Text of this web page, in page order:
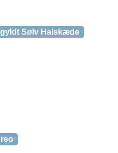
Sølv Halskæde